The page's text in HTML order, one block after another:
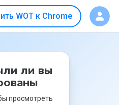
WOT к Chrome
ли вы
просмотреть